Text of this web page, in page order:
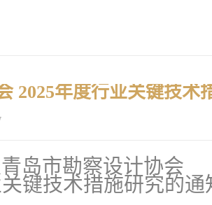
2025年度行业关键技术
岛市勘察设计协会
键技术措施研究的通